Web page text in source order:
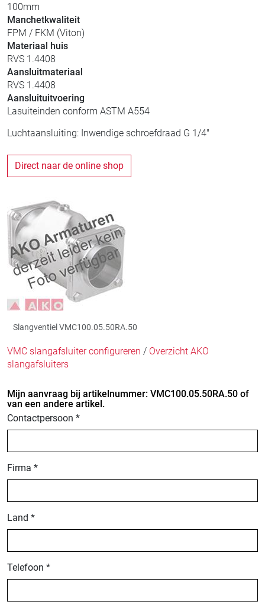
100mm
Manchetkwaliteit
FPM / FKM (Viton)
Materiaal huis
RVS 1.4408
Aansluitmateriaal
RVS 1.4408
Aansluituitvoering
Lasuiteinden conform ASTM A554
Luchtaansluiting: Inwendige schroefdraad G 1/4"
Direct naar de online shop
Slangventiel VMC100.05.50RA.50
VMC slangafsluiter configureren / Overzicht AKO
slangafsluiters
Mijn aanvraag bij artikelnummer: VMC100.05.50RA.50 of
van een andere artikel.
Contactpersoon *
Firma *
Land *
Telefoon *